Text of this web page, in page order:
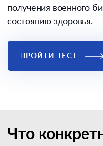
получения военного
состоянию здоровья.
ПРОЙТИ ТЕСТ
Что